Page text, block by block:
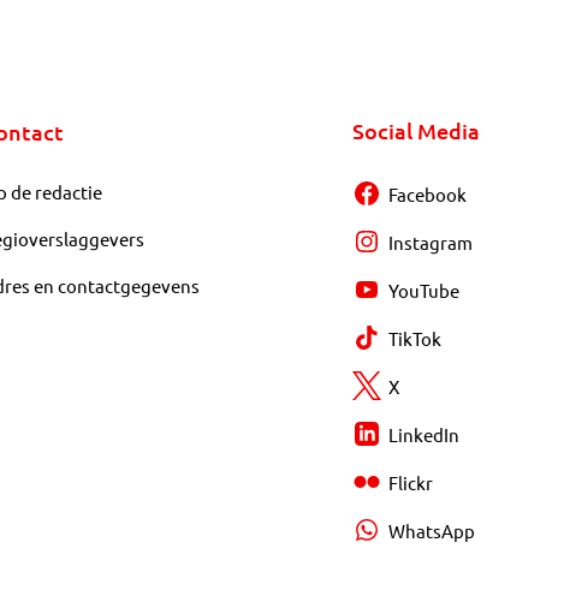
de redactie
en contactgegevens
Social Media
Facebook
Instagram
YouTube
TikTok
X
LinkedIn
Flickr
WhatsApp